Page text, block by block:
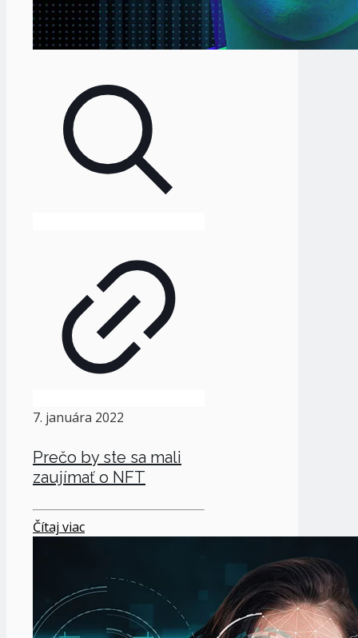
7. januára 2022
Prečo by ste sa mali
zaujímať o NFT
Čítaj viac